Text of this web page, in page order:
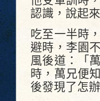
認識，說起
吃至一半時
避時，李園
風後道：「
時，萬兄便
後發現了怎辦